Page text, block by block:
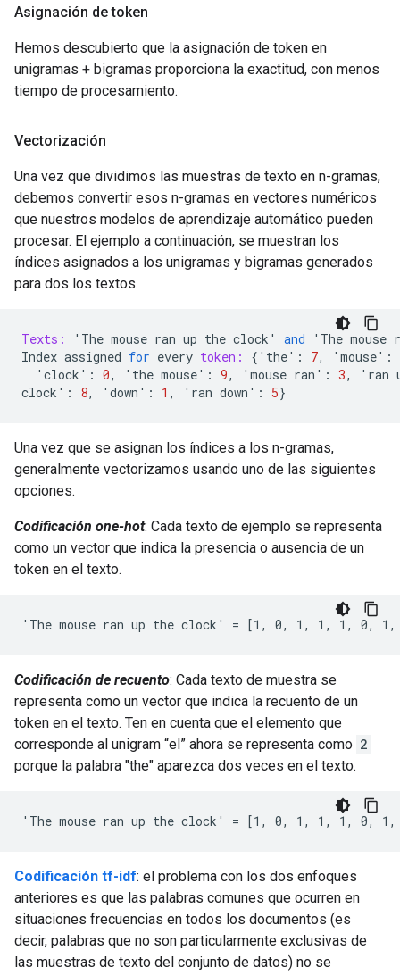
Asignación de token
Hemos descubierto que la asignación de token en
unigramas + bigramas proporciona la exactitud, con menos
tiempo de procesamiento.
Vectorización
Una vez que dividimos las muestras de texto en n-gramas,
debemos convertir esos n-gramas en vectores numéricos
que nuestros modelos de aprendizaje automático pueden
procesar. El ejemplo a continuación, se muestran los
índices asignados a los unigramas y bigramas generados
para dos los textos.
Texts: ' The mouse ran up the clock ' and ' The mouse
Index assigned for every token: {' the' : 7, ' mouse' :
' clock ' : 0, ' the mouse' : 9, ' mouse ran ' : 3, ' ran
clock ' : 8, ' down ' : 1 , ' ran down ' : 5}
Una vez que se asignan los índices a los n-gramas,
generalmente vectorizamos usando uno de las siguientes
opciones.
Codificación one-hot: Cada texto de ejemplo se representa
como un vector que indica la presencia o ausencia de un
token en el texto.
Codificación de recuento: Cada texto de muestra se
representa como un vector que indica la recuento de un
token en el texto. Ten en cuenta que el elemento que
corresponde al unigram “el” ahora se representa como 2
porque la palabra "the" aparezca dos veces en el texto.
Codificación tf-idf: el problema con los dos enfoques
anteriores es que las palabras comunes que ocurren en
situaciones frecuencias en todos los documentos (es
decir, palabras que no son particularmente exclusivas de
las muestras de texto del conjunto de datos) no se